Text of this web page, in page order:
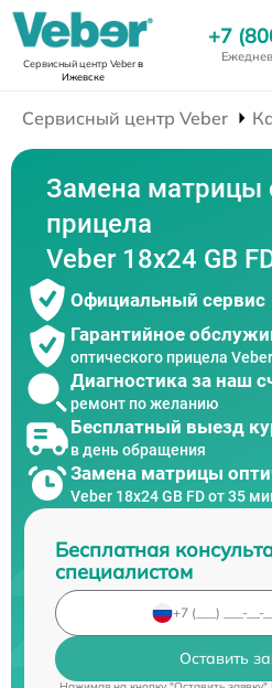
Сервисный центр Veberв
Ижевске
+7
Сервисный центр Veber
Замена матрицы
прицела
Veber 18x24 GB
Официальный сервис
Гарантийное
оптического прицела
Диагностика за наш
ремонт по желанию
Бесплатный выезд
в день обращения
Замена матрицы
Veber 18x24 GB FD от 35
Бесплатная
специалистом
Оставить